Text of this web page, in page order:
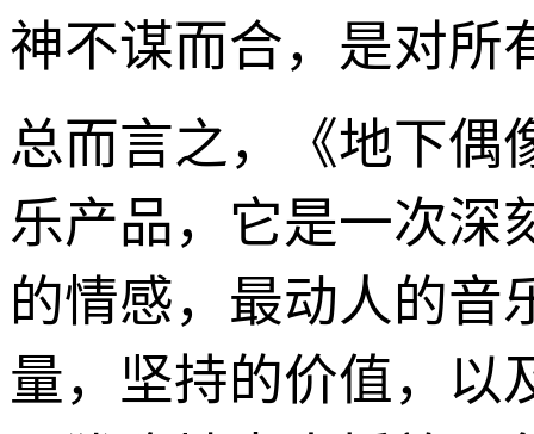
神不谋而合，是对所
总而言之，《地下偶
乐产品，它是一次深
的情感，最动人的音
量，坚持的价值，以